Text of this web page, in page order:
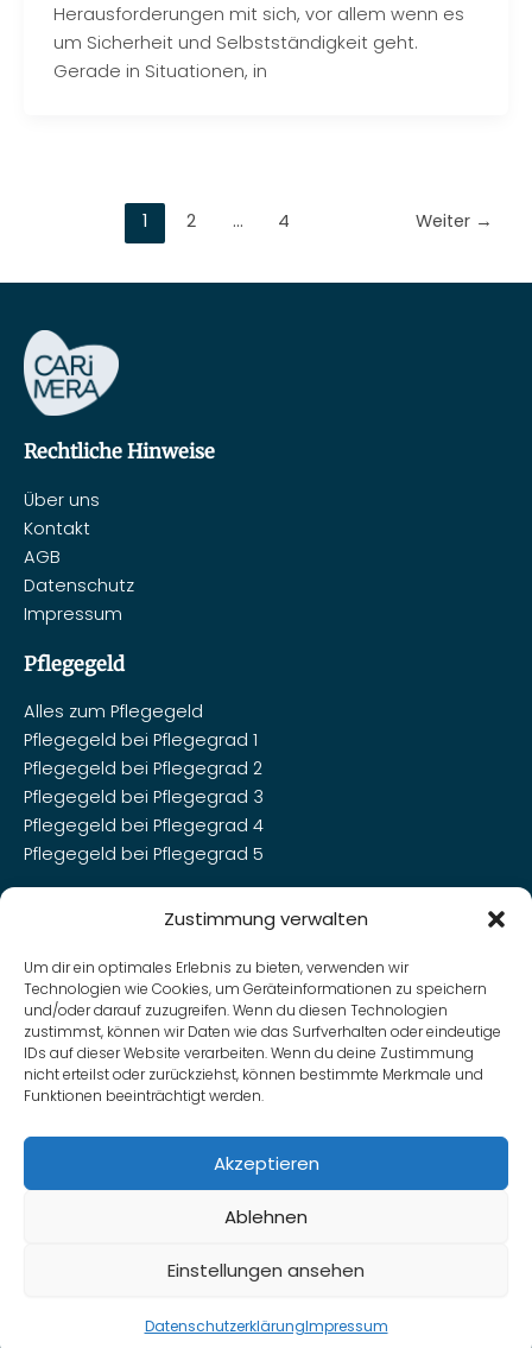
Zustimmung verwalten
Um dir ein optimales Erlebnis zu bieten, verwenden wir
Technologien wie Cookies, um Geräteinformationen zu speichern
und/oder darauf zuzugreifen. Wenn du diesen Technologien
zustimmst, können wir Daten wie das Surfverhalten oder eindeutige
IDs auf dieser Website verarbeiten. Wenn du deine Zustimmung
nicht erteilst oder zurückziehst, können bestimmte Merkmale und
Funktionen beeinträchtigt werden.
Akzeptieren
Ablehnen
Einstellungen ansehen
DatenschutzerklärungImpressum
Herausforderungen mit sich, vor allem wenn es
um Sicherheit und Selbstständigkeit geht.
Gerade in Situationen, in
1 2 … 4 Weiter →
Rechtliche Hinweise
Über uns
Kontakt
AGB
Datenschutz
Impressum
Pflegegeld
Alles zum Pflegegeld
Pflegegeld bei Pflegegrad 1
Pflegegeld bei Pflegegrad 2
Pflegegeld bei Pflegegrad 3
Pflegegeld bei Pflegegrad 4
Pflegegeld bei Pflegegrad 5
Pflegegrad beantragen
Pflegegrad 1
Pflegegrad 2
Pflegegrad 3
Pflegegrad 4